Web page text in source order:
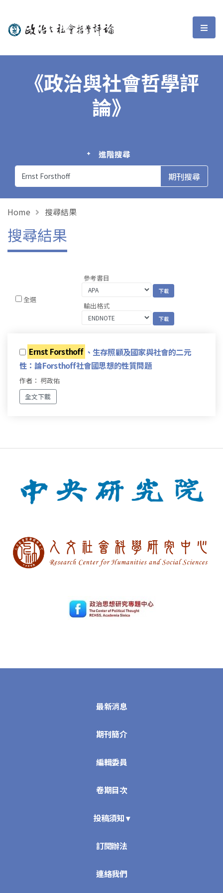
政治與社會哲學評論 選
《政治與社會哲學評
論》
進階搜尋
Home 搜尋結果
搜尋結果
全選
參考書目
輸出格式
Ernst Forsthoff 、生存照顧及國家與社會的二元
性：論Forsthoff社會國思想的性質問題
作者： 柯政佑
全文下載
最新消息
期刊簡介
編輯委員
卷期目次
投稿須知 ▾
訂閱辦法
連絡我們